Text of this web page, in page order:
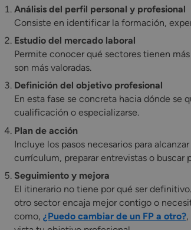
Análisis del perfil personal y profesional
Consiste en identificar la formación,
Estudio del mercado laboral
Permite conocer qué sectores tienen
son más valoradas.
Definición del objetivo profesional
En esta fase se concreta hacia dónde se
cualificación o especializarse.
Plan de acción
Incluye los pasos necesarios para
currículum, preparar entrevistas o buscar
Seguimiento y mejora
El itinerario no tiene por qué ser
otro sector encaja mejor contigo o
como, ¿Puedo cambiar de un FP a otro?,